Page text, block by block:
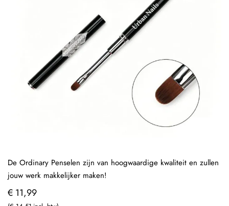
€ 11,99
De Ordinary Penselen zijn van hoogwaardige kwaliteit en zullen
jouw werk makkelijker maken!